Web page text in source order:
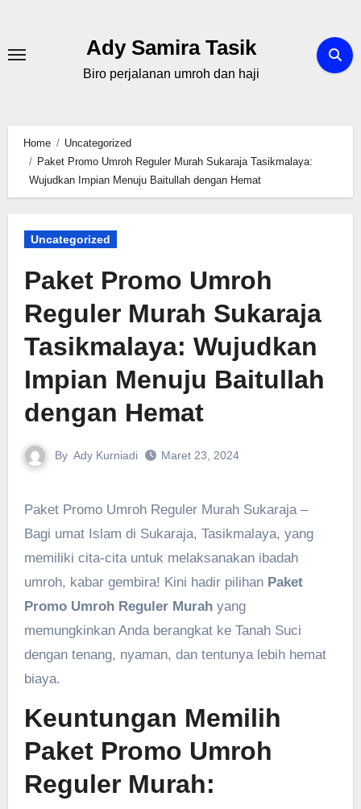
content
Ady Samira Tasik
Biro perjalanan umroh dan haji
Home
Uncategorized
Paket Promo Umroh Reguler Murah Sukaraja Tasikmalaya:
Wujudkan Impian Menuju Baitullah dengan Hemat
Uncategorized
Paket Promo Umroh
Reguler Murah Sukaraja
Tasikmalaya: Wujudkan
Impian Menuju Baitullah
dengan Hemat
By Ady Kurniadi Maret 23, 2024
Paket Promo Umroh Reguler Murah Sukaraja –
Bagi umat Islam di Sukaraja, Tasikmalaya, yang
memiliki cita-cita untuk melaksanakan ibadah
umroh, kabar gembira! Kini hadir pilihan Paket
Promo Umroh Reguler Murahyang
memungkinkan Anda berangkat ke Tanah Suci
dengan tenang, nyaman, dan tentunya lebih hemat
biaya.
Keuntungan Memilih
Paket Promo Umroh
Reguler Murah: